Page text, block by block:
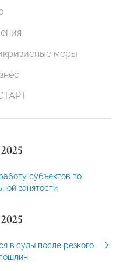
меры
субъектов по
занятости
в суды после резкого